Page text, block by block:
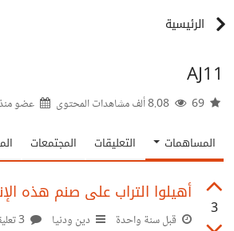
الرئيسية
AJ11
عضو
المساهمات التعليقات المجتمعات
3
أهيلوا التراب على صنم هذه
قبل سنة واحدة دين ودنيا